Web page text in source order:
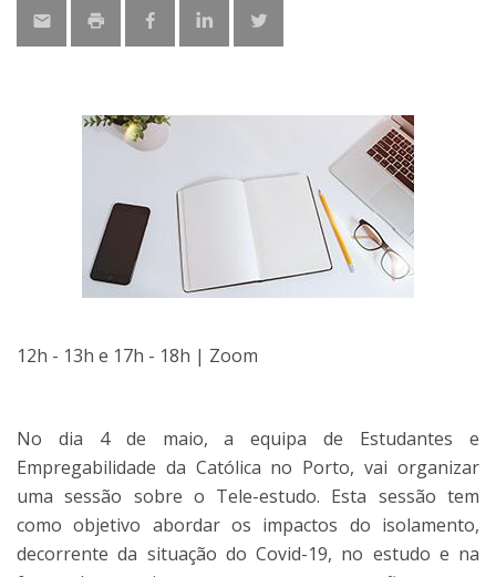
12h - 13h e 17h - 18h | Zoom
No dia 4 de maio, a equipa de Estudantes e
Empregabilidade da Católica no Porto, vai organizar
uma sessão sobre o Tele-estudo. Esta sessão tem
como objetivo abordar os impactos do isolamento,
decorrente da situação do Covid-19, no estudo e na